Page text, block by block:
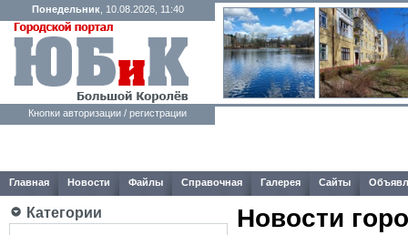
Понедельник, 10.08.2026, 11:40
Кнопки авторизации / регистрации
Главная Новости Файлы Справочная Галерея Сайты
Категории Новости